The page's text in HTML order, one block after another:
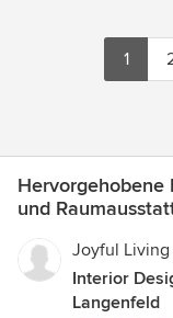
1
und
Joyful Living
Interior
Langenfeld